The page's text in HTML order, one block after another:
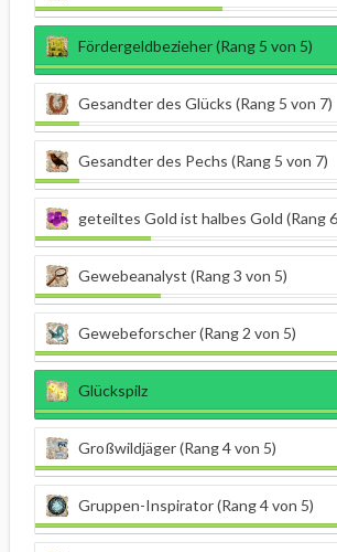
Fördergeldbezieher (Rang 5 von 5)
Gesandter des Glücks (Rang 5 von 7)
Gesandter des Pechs (Rang 5 von 7)
geteiltes Gold ist halbes Gold (Rang
Gewebeanalyst (Rang 3 von 5)
Gewebeforscher (Rang 2 von 5)
Glückspilz
Großwildjäger (Rang 4 von 5)
Gruppen-Inspirator (Rang 4 von 5)